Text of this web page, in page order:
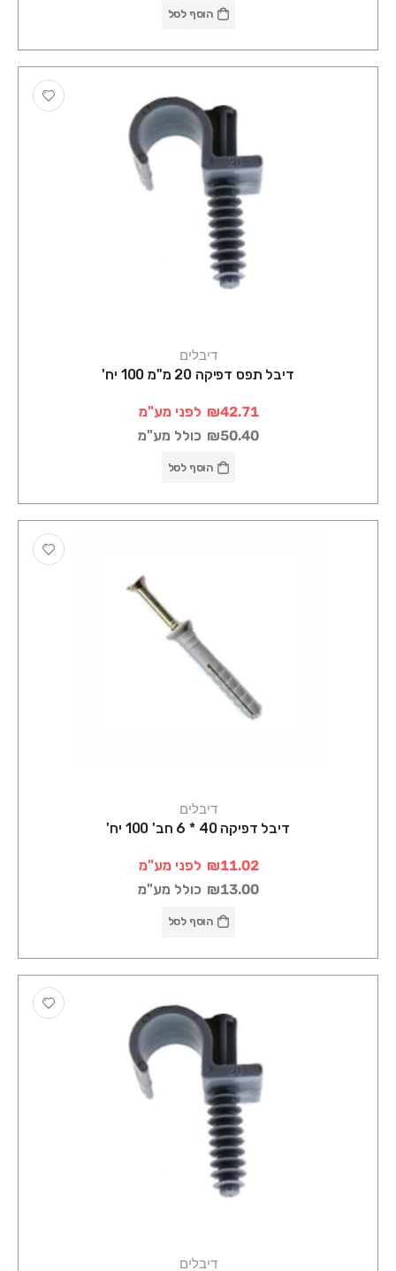
הוסף לסל
דיבלים
דיבל תפס דפיקה 20 מ"מ 100 יח'
₪42.71 לפני מע"מ
₪50.40 כולל מע"מ
הוסף לסל
דיבלים
דיבל דפיקה 40 * 6 חב' 100 יח'
₪11.02 לפני מע"מ
₪13.00 כולל מע"מ
הוסף לסל
דיבלים